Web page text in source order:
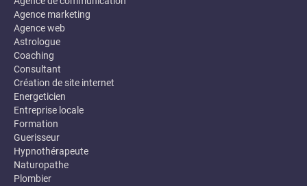
Agence marketing
Agence web
Astrologue
Coaching
Consultant
Création de site internet
Energeticien
Entreprise locale
Formation
Guerisseur
Hypnothérapeute
Naturopathe
Plombier